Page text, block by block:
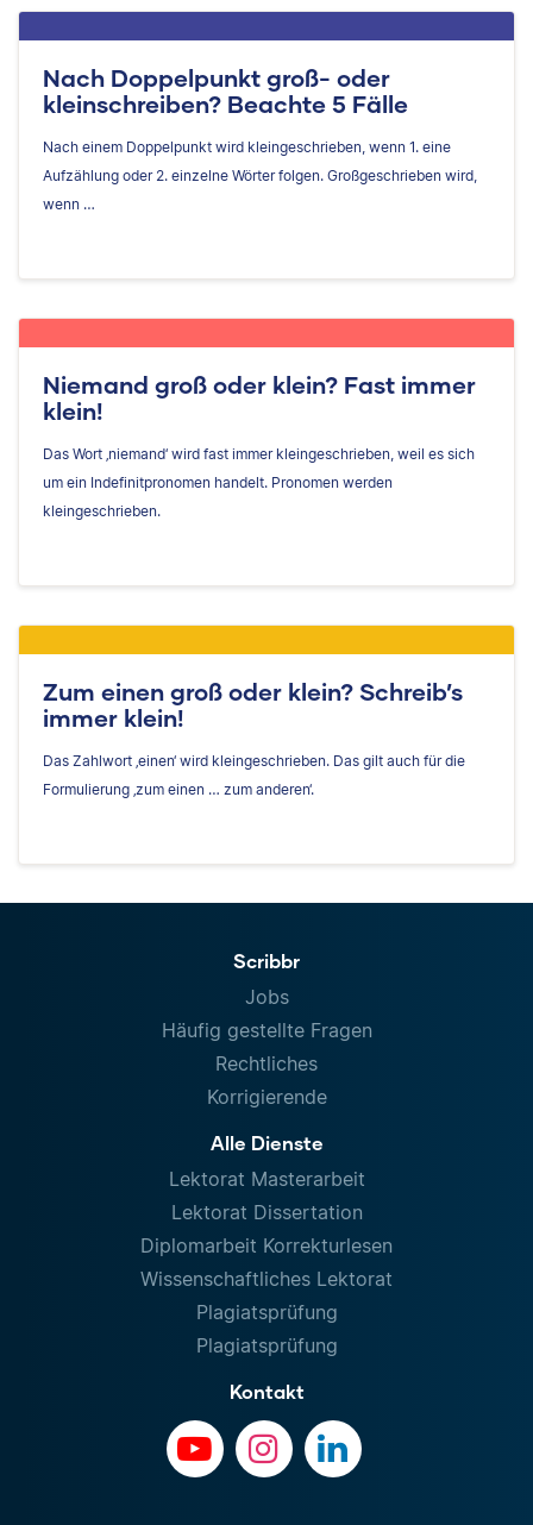
Nach Doppelpunkt groß- oder
kleinschreiben? Beachte 5 Fälle
Nach einem Doppelpunkt wird kleingeschrieben, wenn 1. eine
Aufzählung oder 2. einzelne Wörter folgen. Großgeschrieben wird,
wenn …
Niemand groß oder klein? Fast immer
klein!
Das Wort ‚niemand‘ wird fast immer kleingeschrieben, weil es sich
um ein Indefinitpronomen handelt. Pronomen werden
kleingeschrieben.
Zum einen groß oder klein? Schreib’s
immer klein!
Das Zahlwort ‚einen‘ wird kleingeschrieben. Das gilt auch für die
Formulierung ‚zum einen … zum anderen‘.
Scribbr
Jobs
Häufig gestellte Fragen
Rechtliches
Korrigierende
Alle Dienste
Lektorat Masterarbeit
Lektorat Dissertation
Diplomarbeit Korrekturlesen
Wissenschaftliches Lektorat
Plagiatsprüfung
Plagiatsprüfung
Kontakt